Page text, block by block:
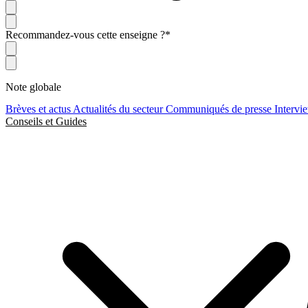
Brèves et actus Actualités du secteurCommuniqués de presse
Conseils et Guides
Recommandez-vous cette enseigne ?*
Note globale